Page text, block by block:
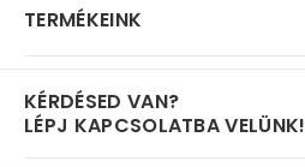
TERMÉKEINK
KÉRDÉSED VAN?
LÉPJ KAPCSOLATBA VELÜNK!